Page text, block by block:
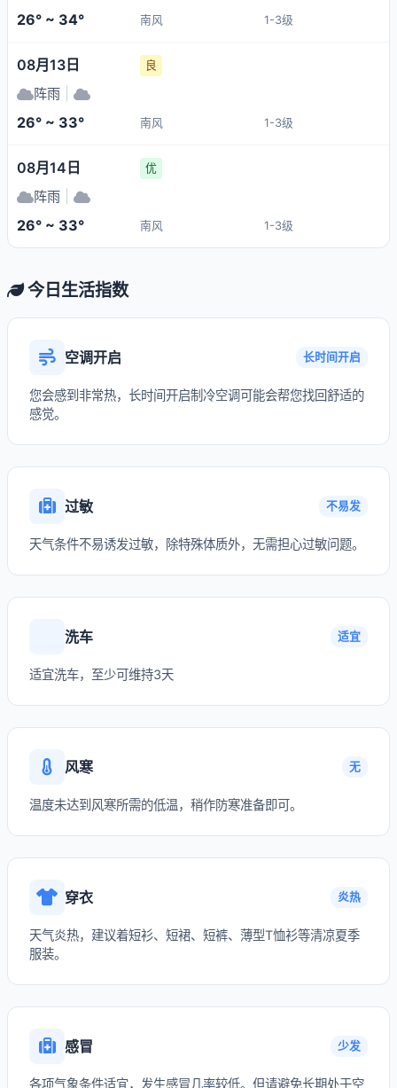
26° ~ 34° 南风 1-3级
08月13日 良
阵雨
26° ~ 33° 南风 1-3级
08月14日 优
阵雨
26° ~ 33° 南风 1-3级
今日生活指数
空调开启 长时间开启
您会感到非常热，长时间开启制冷空调可能会帮您找回舒适的
感觉。
过敏 不易发
天气条件不易诱发过敏，除特殊体质外，无需担心过敏问题。
洗车 适宜
适宜洗车，至少可维持3天
风寒 无
温度未达到风寒所需的低温，稍作防寒准备即可。
穿衣 炎热
天气炎热，建议着短衫、短裙、短裤、薄型T恤衫等清凉夏季
服装。
感冒 少发
各项气象条件适宜，发生感冒几率较低。但请避免长期处于空